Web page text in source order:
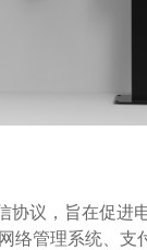
协议，旨在促进
络管理系统、支